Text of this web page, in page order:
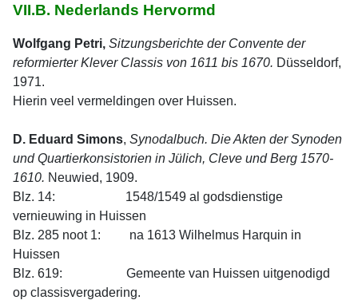
VII.B. Nederlands Hervormd
Wolfgang Petri, Sitzungsberichte der Convente der
reformierter Klever Classis von 1611 bis 1670. Düsseldorf,
1971.
Hierin veel vermeldingen over Huissen.
D. Eduard Simons, Synodalbuch. Die Akten der Synoden
und Quartierkonsistorien in Jülich, Cleve und Berg 1570-
1610. Neuwied, 1909.
Blz. 14: 1548/1549 al godsdienstige
vernieuwing in Huissen
Blz. 285 noot 1: na 1613 Wilhelmus Harquin in
Huissen
Blz. 619: Gemeente van Huissen uitgenodigd
op classisvergadering.